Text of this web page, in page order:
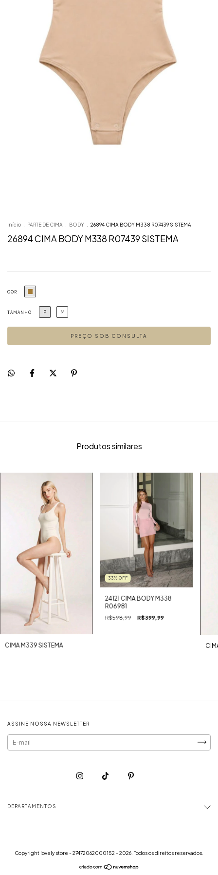
Início . PARTE DE CIMA . BODY . 26894 CIMA BODY M338 R07439 SISTEMA
26894 CIMA BODY M338 R07439 SISTEMA
COR
TAMANHO P M
Produtos similares
CIMA M339 SISTEMA
33% OFF
24121 CIMA BODY M338
R06981
R$598,99 R$399,99
ASSINE NOSSA NEWSLETTER
DEPARTAMENTOS
Copyright lovely store - 27472062000152 - 2026. Todos os direitos reservados.